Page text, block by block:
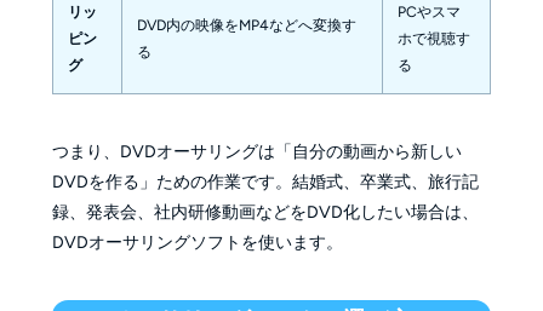
リッ
ピン
グ
DVD内の映像をMP4などへ変換す
る
PCやスマ
ホで視聴す
る
つまり、DVDオーサリングは「自分の動画から新しい
DVDを作る」ための作業です。結婚式、卒業式、旅行記
録、発表会、社内研修動画などをDVD化したい場合は、
DVDオーサリングソフトを使います。